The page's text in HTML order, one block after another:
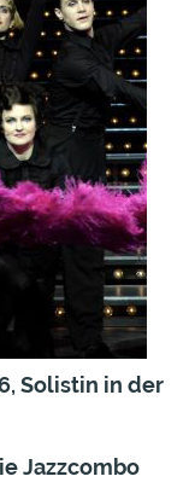
Solistin in der
Jazzcombo